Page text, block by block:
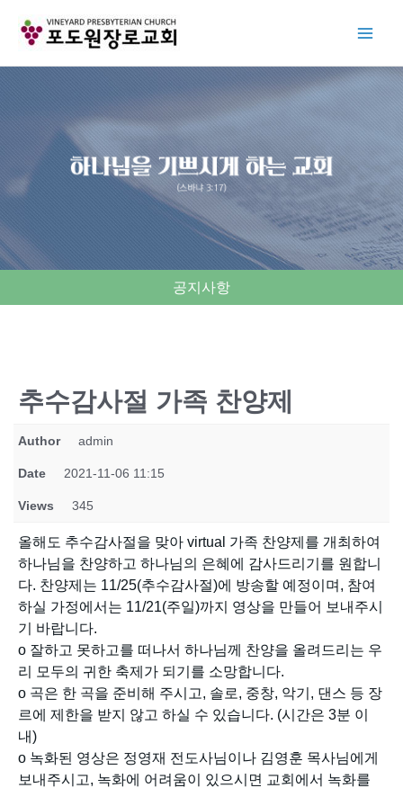
공지사항
추수감사절 가족 찬양제
Author admin
Date 2021-11-06 11:15
Views 345
올해도 추수감사절을 맞아 virtual 가족 찬양제를 개최하여
하나님을 찬양하고 하나님의 은혜에 감사드리기를 원합니
다. 찬양제는 11/25(추수감사절)에 방송할 예정이며, 참여
하실 가정에서는 11/21(주일)까지 영상을 만들어 보내주시
기 바랍니다.
o 잘하고 못하고를 떠나서 하나님께 찬양을 올려드리는 우
리 모두의 귀한 축제가 되기를 소망합니다.
o 곡은 한 곡을 준비해 주시고, 솔로, 중창, 악기, 댄스 등 장
르에 제한을 받지 않고 하실 수 있습니다. (시간은 3분 이
내)
o 녹화된 영상은 정영재 전도사님이나 김영훈 목사님에게
보내주시고, 녹화에 어려움이 있으시면 교회에서 녹화를